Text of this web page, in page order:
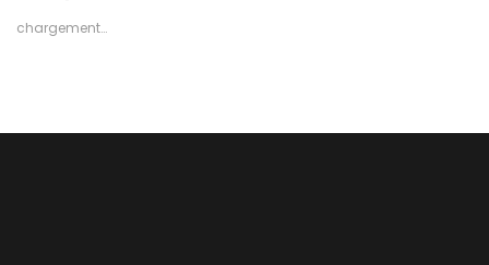
chargement…